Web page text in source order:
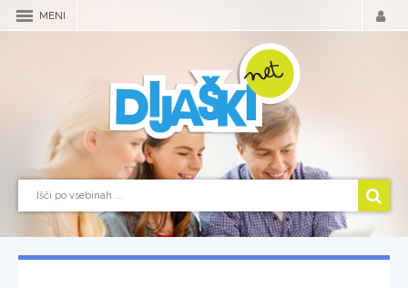
MENI